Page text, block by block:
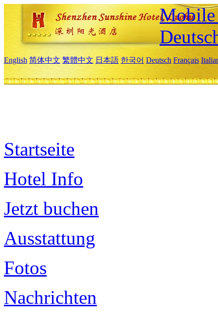
Mobile
English 简体中文 繁體中文 日本語 한국어 Deutsch Français
Startseite
Hotel Info
Jetzt buchen
Ausstattung
Fotos
Nachrichten